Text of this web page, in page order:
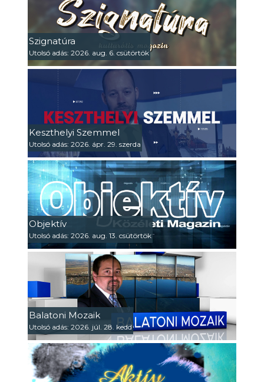
Szignatúra
Utolsó adás: 2026. aug. 6. csütörtök
Keszthelyi Szemmel
Utolsó adás: 2026. ápr. 29. szerda
Objektív
Utolsó adás: 2026. aug. 13. csütörtök
Balatoni Mozaik
Utolsó adás: 2026. júl. 28. kedd